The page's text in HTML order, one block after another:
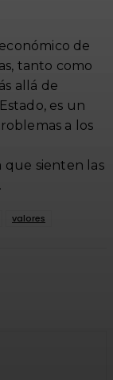
de
tanto como
allá de
es un
a los
sienten las
valores